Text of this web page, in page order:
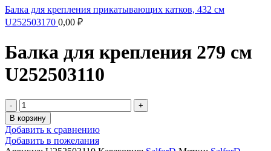
Балка для крепления прикатывающих катков, 432 см
U252503170 0,00 ₽
Балка для крепления 279 см
U252503110
Количество
товара
Балка
для
крепления
В корзину
Добавить к сравнению
Добавить в пожелания